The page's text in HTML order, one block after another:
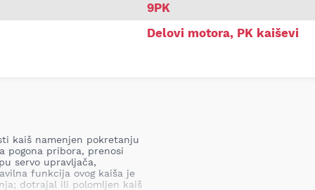
9PK
Delovi motora, PK kaiševi
kaiš namenjen pokretanju
pogona pribora, prenosi
servo upravljača,
funkcija ovog kaiša je
dotrajal ili polomljen kaiš